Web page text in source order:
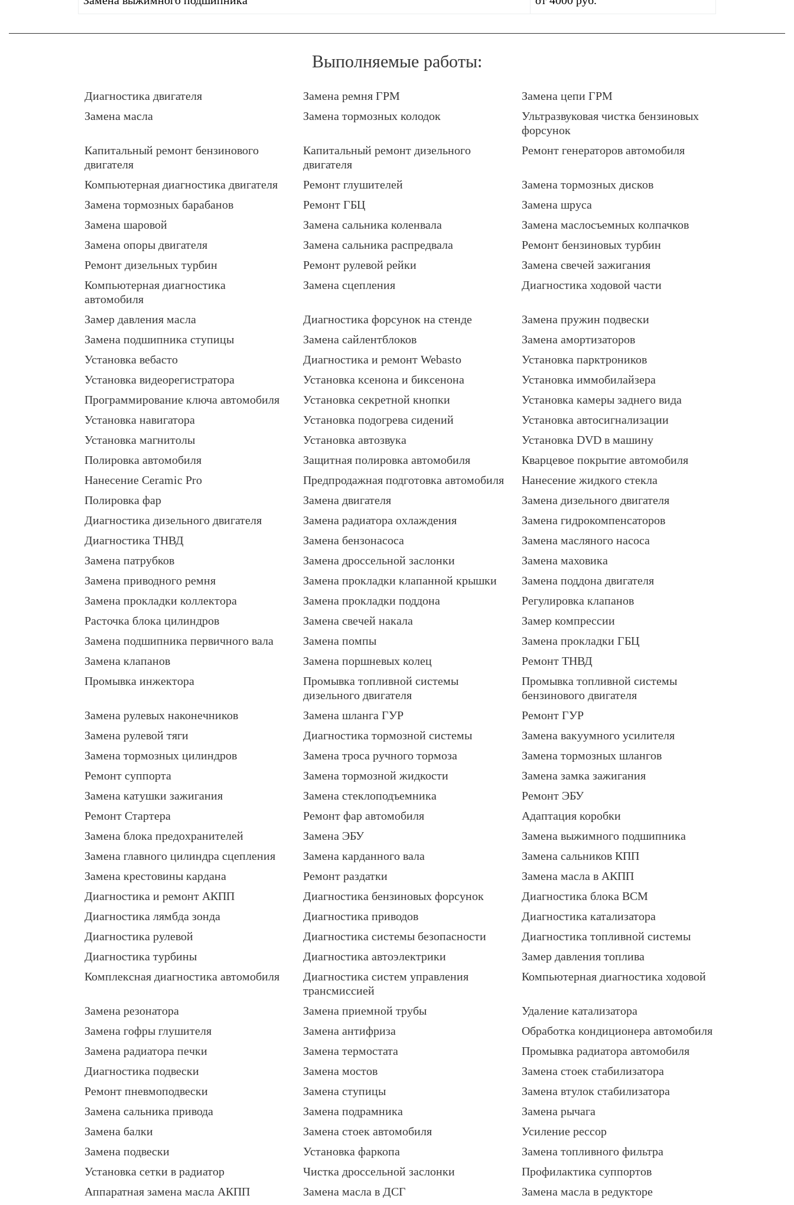
Выполняемые работы:
Диагностика двигателя Замена ремня ГРМ
Замена цепи ГРМ
Замена масла
Замена тормозных колодок
Ультразвуковая чистка бензиновых
форсунок
Капитальный ремонт бензинового
двигателя
Капитальный ремонт дизельного
двигателя
Ремонт генераторов автомобиля
Компьютерная диагностика двигателя Ремонт глушителей
Замена тормозных дисков
Замена тормозных барабанов
Ремонт ГБЦ
Замена шруса
Замена шаровой
Замена сальника коленвала
Замена маслосъемных колпачков
Замена опоры двигателя
Замена сальника распредвала
Ремонт бензиновых турбин
Ремонт дизельных турбин
Ремонт рулевой рейки
Замена свечей зажигания
Компьютерная диагностика
автомобиля
Замена сцепления Диагностика ходовой части
Замер давления масла Диагностика форсунок на стенде
Замена пружин подвески
Замена подшипника ступицы
Замена сайлентблоков
Замена амортизаторов
Установка вебасто
Диагностика и ремонт Webasto
Установка парктроников
Установка видеорегистратора
Установка ксенона и биксенона
Установка иммобилайзера
Программирование ключа автомобиля
Установка секретной кнопки
Установка камеры заднего вида
Установка навигатора
Установка подогрева сидений
Установка автосигнализации
Установка магнитолы
Установка автозвука
Установка DVD в машину
Полировка автомобиля
Защитная полировка автомобиля
Кварцевое покрытие автомобиля
Нанесение Ceramic Pro
Предпродажная подготовка автомобиля
Нанесение жидкого стекла
Полировка фар
Замена двигателя
Замена дизельного двигателя
Диагностика дизельного двигателя
Замена радиатора охлаждения
Замена гидрокомпенсаторов
Диагностика ТНВД
Замена бензонасоса
Замена масляного насоса
Замена патрубков
Замена дроссельной заслонки
Замена маховика
Замена приводного ремня
Замена прокладки клапанной крышки
Замена поддона двигателя
Замена прокладки коллектора
Замена прокладки поддона
Регулировка клапанов
Расточка блока цилиндров
Замена свечей накала
Замер компрессии
Замена подшипника первичного вала
Замена помпы
Замена прокладки ГБЦ
Замена клапанов
Замена поршневых колец
Ремонт ТНВД
Промывка инжектора
Промывка топливной системы
дизельного двигателя
Промывка топливной системы
бензинового двигателя
Замена рулевых наконечников
Замена шланга ГУР
Ремонт ГУР
Замена рулевой тяги
Диагностика тормозной системы
Замена вакуумного усилителя
Замена тормозных цилиндров
Замена троса ручного тормоза
Замена тормозных шлангов
Ремонт суппорта
Замена тормозной жидкости
Замена замка зажигания
Замена катушки зажигания
Замена стеклоподъемника
Ремонт ЭБУ
Ремонт Стартера
Ремонт фар автомобиля
Адаптация коробки
Замена блока предохранителей
Замена ЭБУ
Замена выжимного подшипника
Замена главного цилиндра сцепления
Замена карданного вала
Замена сальников КПП
Замена крестовины кардана
Ремонт раздатки
Замена масла в АКПП
Диагностика и ремонт АКПП
Диагностика бензиновых форсунок
Диагностика блока BCM
Диагностика лямбда зонда
Диагностика приводов
Диагностика катализатора
Диагностика рулевой
Диагностика системы безопасности
Диагностика топливной системы
Диагностика турбины
Диагностика автоэлектрики
Замер давления топлива
Комплексная диагностика автомобиля
Диагностика систем управления
трансмиссией
Компьютерная диагностика ходовой
Замена резонатора Замена приемной трубы
Удаление катализатора
Замена гофры глушителя
Замена антифриза
Обработка кондиционера автомобиля
Замена радиатора печки
Замена термостата
Промывка радиатора автомобиля
Диагностика подвески
Замена мостов
Замена стоек стабилизатора
Ремонт пневмоподвески
Замена ступицы
Замена втулок стабилизатора
Замена сальника привода
Замена подрамника
Замена рычага
Замена балки
Замена стоек автомобиля
Усиление рессор
Замена подвески
Установка фаркопа
Замена топливного фильтра
Установка сетки в радиатор
Чистка дроссельной заслонки
Профилактика суппортов
Аппаратная замена масла АКПП
Замена масла в ДСГ Замена масла в редукторе